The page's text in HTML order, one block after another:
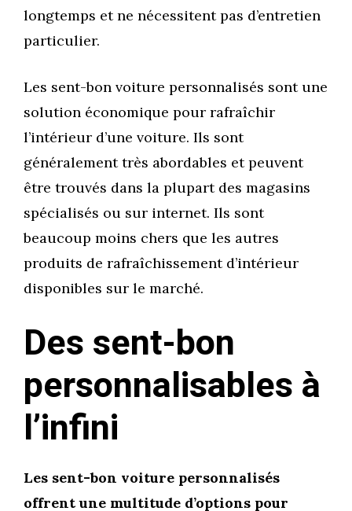
longtemps et ne nécessitent pas d’entretien
particulier.
Les sent-bon voiture personnalisés sont une
solution économique pour rafraîchir
l’intérieur d’une voiture. Ils sont
généralement très abordables et peuvent
être trouvés dans la plupart des magasins
spécialisés ou sur internet. Ils sont
beaucoup moins chers que les autres
produits de rafraîchissement d’intérieur
disponibles sur le marché.
Des sent-bon
personnalisables à
l’infini
Les sent-bon voiture personnalisés
offrent une multitude d’options pour